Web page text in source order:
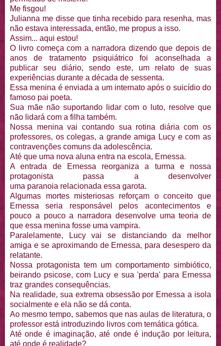
Me fisgou!
Julianna me disse que tinha recebido para resenha, mas
não estava interessada, então, me propus a isso.
Assim... aqui estou!
O livro começa com a narradora dizendo que depois de
anos de tratamento psiquiátrico foi aconselhada a
publicar seu diário, sendo este, um relato de suas
experiências durante a década de sessenta.
Essa menina é enviada a um internato após o suicídio do
famoso pai poeta.
Sua mãe não suportando lidar com o luto, resolve que
não lidará com a filha também.
Nossa menina vai contando sua rotina diária com os
professores, os colegas, a grande amiga Lucy e com as
contravenções comuns da adolescência.
Até que uma nova aluna entra na escola, Ernessa.
A entrada de Ernessa reorganiza a turma e nossa
protagonista passa a desenvolver
uma paranoia relacionada essa garota.
Algumas mortes misteriosas reforçam o conceito que
Ernessa seria responsável pelos acontecimentos e
pouco a pouco a narradora desenvolve uma teoria de
que essa menina fosse uma vampira.
Paralelamente, Lucy vai se distanciando da melhor
amiga e se aproximando de Ernessa, para desespero da
relatante.
Nossa protagonista tem um comportamento simbiótico,
beirando psicose, com Lucy e sua 'perda' para Ernessa
traz grandes consequências.
Na realidade, sua extrema obsessão por Ernessa a isola
socialmente e ela não se dá conta.
Ao mesmo tempo, sabemos que nas aulas de literatura, o
professor está introduzindo livros com temática gótica.
Até onde é imaginação, até onde é indução por leitura,
até onde é realidade?